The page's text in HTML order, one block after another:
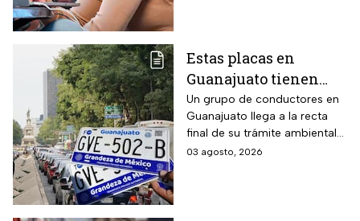
Estas placas en
Guanajuato tienen
hasta el 31 de agosto
2026 para realizar la
verificación
vehicular o habrá
Un grupo de conductores en
Guanajuato llega a la recta
final de su trámite ambiental
semestral. El descuido cuesta
03 agosto, 2026